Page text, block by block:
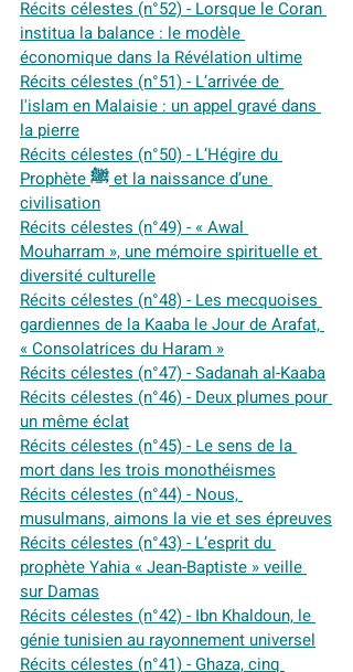
Récits célestes (n°52) - Lorsque le Coran
institua la balance : le modèle
économique dans la Révélation ultime
Récits célestes (n°51) - L’arrivée de
l'islam en Malaisie : un appel gravé dans
la pierre
Récits célestes (n°50) - L’Hégire du
Prophète ﷺ et la naissance d’une
civilisation
Récits célestes (n°49) - « Awal
Mouharram », une mémoire spirituelle et
diversité culturelle
Récits célestes (n°48) - Les mecquoises
gardiennes de la Kaaba le Jour de Arafat,
« Consolatrices du Haram »
Récits célestes (n°47) - Sadanah al-Kaaba
Récits célestes (n°46) - Deux plumes pour
un même éclat
Récits célestes (n°45) - Le sens de la
mort dans les trois monothéismes
Récits célestes (n°44) - Nous,
musulmans, aimons la vie et ses épreuves
Récits célestes (n°43) - L’esprit du
prophète Yahia « Jean-Baptiste » veille
sur Damas
Récits célestes (n°42) - Ibn Khaldoun, le
génie tunisien au rayonnement universel
Récits célestes (n°41) - Ghaza, cinq